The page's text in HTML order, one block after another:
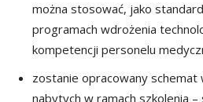
można stosować, jako
programach wdrożenia
kompetencji personelu
zostanie opracowany
nabytych w ramach szkolenia